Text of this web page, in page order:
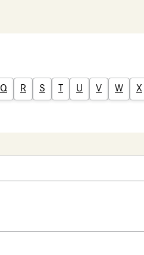
Q R S T U V W X